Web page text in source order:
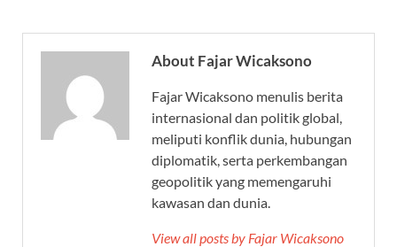
About Fajar Wicaksono
Fajar Wicaksono menulis berita
internasional dan politik global,
meliputi konflik dunia, hubungan
diplomatik, serta perkembangan
geopolitik yang memengaruhi
kawasan dan dunia.
View all posts by Fajar Wicaksono